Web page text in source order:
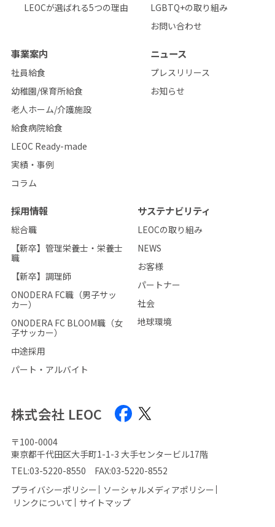
LEOCが選ばれる5つの理由
LGBTQ+の取り組み
お問い合わせ
事業案内
社員給食
幼稚園/保育所給食
老人ホーム/介護施設
給食病院給食
LEOC Ready-made
実績・事例
コラム
ニュース
プレスリリース
お知らせ
採用情報
総合職
【新卒】管理栄養士・栄養士
職
【新卒】調理師
ONODERA FC職（男子サッ
カー）
ONODERA FC BLOOM職（女
子サッカー）
中途採用
パート・アルバイト
サステナビリティ
LEOCの取り組み
NEWS
お客様
パートナー
社会
地球環境
株式会社 LEOC
〒100-0004
東京都千代田区大手町1-1-3 大手センタービル17階
TEL:03-5220-8550 FAX:03-5220-8552
プライバシーポリシー
ソーシャルメディアポリシー
リンクについて
サイトマップ